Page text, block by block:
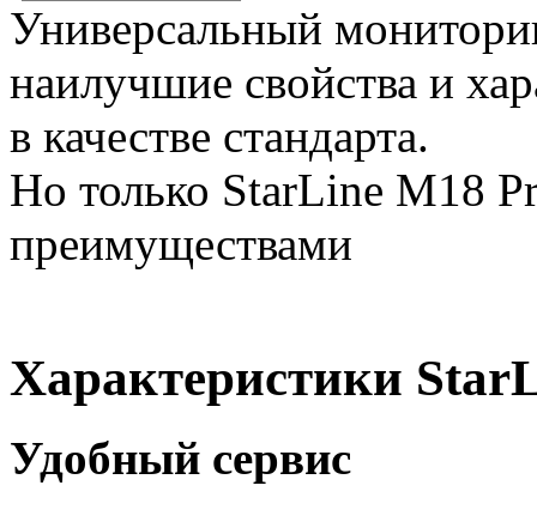
Универсальный
наилучшие свойства и
в качестве стандарта.
Но только StarLine M18
преимуществами
Характеристики
Удобный сервис